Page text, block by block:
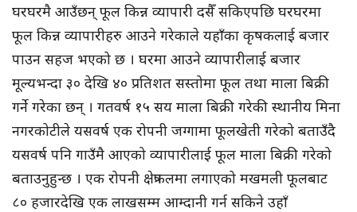
घरघरमै आउँछन् फूल किन्न व्यापारी दसैँ सकिएपछि घरघरमा
फूल किन्न व्यापारीहरु आउने गरेकाले यहाँका कृषकलाई बजार
पाउन सहज भएको छ । घरमा आउने व्यापारीलाई बजार
मूल्यभन्दा ३० देखि ४० प्रतिशत सस्तोमा फूल तथा माला बिक्री
गर्ने गरेका छन् । गतवर्ष १५ सय माला बिक्री गरेकी स्थानीय मिना
नगरकोटीले यसवर्ष एक रोपनी जग्गामा फूलखेती गरेको बताउँदै
यसवर्ष पनि गाउँमै आएको व्यापारीलाई फूल माला बिक्री गरेको
बताउनुहुन्छ । एक रोपनी क्षेत्रफलमा लगाएको मखमली फूलबाट
८० हजारदेखि एक लाखसम्म आम्दानी गर्न सकिने उहाँ